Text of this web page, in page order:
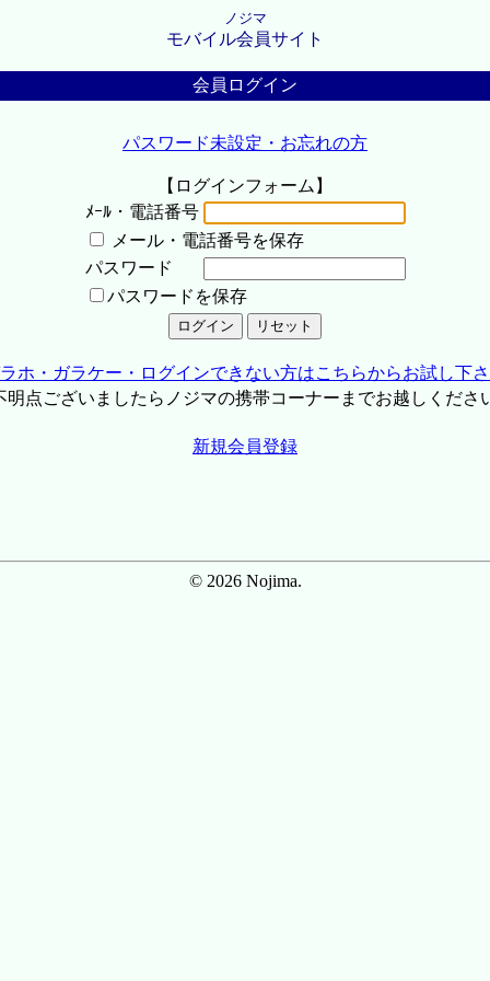
ノジマ
モバイル会員サイト
会員ログイン
パスワード未設定・お忘れの方
【ログインフォーム】
ﾒｰﾙ・電話番号
メール・電話番号を保存
パスワード
パスワードを保存
ホ・ガラケー・ログインできない方はこちらからお試し下
点ございましたらノジマの携帯コーナーまでお越しくださ
新規会員登録
© 2026 Nojima.